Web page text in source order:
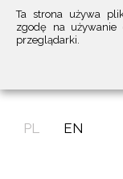
Ta strona używa
zgodę na używanie
przeglądarki.
PL EN